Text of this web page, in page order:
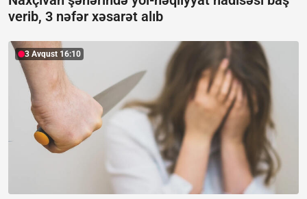
verib, 3 nəfər xəsarət alıb
3 Avqust 16:10